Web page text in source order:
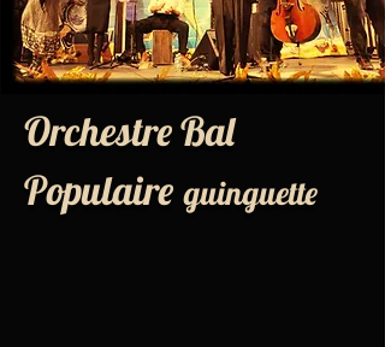
Orchestre Bal
Populaire guinguette